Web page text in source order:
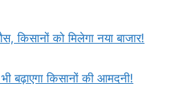
किसानों को मिलेगा नया बाजार!
बढ़ाएगा किसानों की आमदनी!